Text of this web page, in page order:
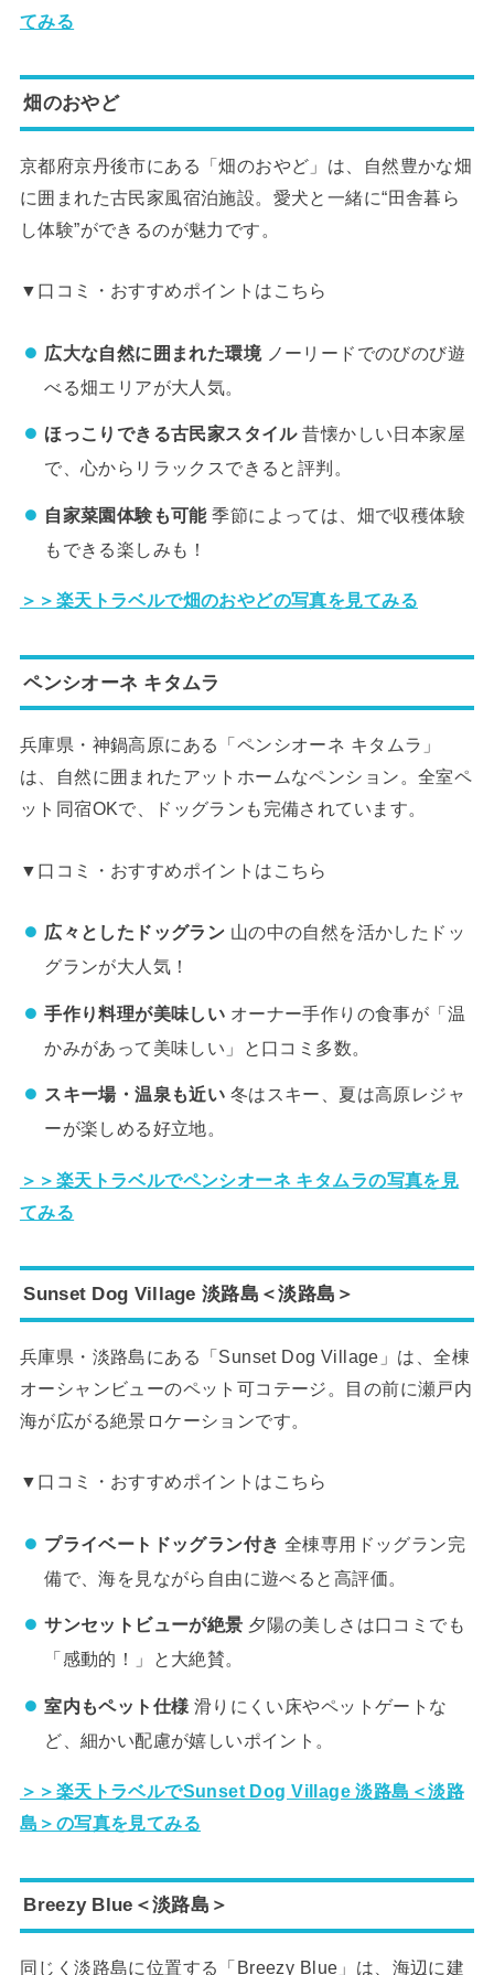
てみる
畑のおやど
京都府京丹後市にある「畑のおやど」は、自然豊かな畑
に囲まれた古民家風宿泊施設。愛犬と一緒に“田舎暮ら
し体験”ができるのが魅力です。
▼口コミ・おすすめポイントはこちら
広大な自然に囲まれた環境ノーリードでのびのび遊
べる畑エリアが大人気。
ほっこりできる古民家スタイル昔懐かしい日本家屋
で、心からリラックスできると評判。
自家菜園体験も可能季節によっては、畑で収穫体験
もできる楽しみも！
＞＞楽天トラベルで畑のおやどの写真を見てみる
ペンシオーネ キタムラ
兵庫県・神鍋高原にある「ペンシオーネ キタムラ」
は、自然に囲まれたアットホームなペンション。全室ペ
ット同宿OKで、ドッグランも完備されています。
▼口コミ・おすすめポイントはこちら
広々としたドッグラン 山の中の自然を活かしたドッ
グランが大人気！
手作り料理が美味しい オーナー手作りの食事が「温
かみがあって美味しい」と口コミ多数。
スキー場・温泉も近い 冬はスキー、夏は高原レジャ
ーが楽しめる好立地。
＞＞楽天トラベルでペンシオーネ キタムラの写真を見
てみる
Sunset Dog Village 淡路島＜淡路島＞
兵庫県・淡路島にある「Sunset Dog Village」は、全棟
オーシャンビューのペット可コテージ。目の前に瀬戸内
海が広がる絶景ロケーションです。
▼口コミ・おすすめポイントはこちら
プライベートドッグラン付き 全棟専用ドッグラン完
備で、海を見ながら自由に遊べると高評価。
サンセットビューが絶景 夕陽の美しさは口コミでも
「感動的！」と大絶賛。
室内もペット仕様 滑りにくい床やペットゲートな
ど、細かい配慮が嬉しいポイント。
＞＞楽天トラベルでSunset Dog Village 淡路島＜淡路
島＞の写真を見てみる
Breezy Blue＜淡路島＞
同じく淡路島に位置する「Breezy Blue」は、海辺に建